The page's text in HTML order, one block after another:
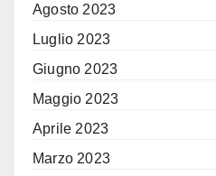
Agosto 2023
Luglio 2023
Giugno 2023
Maggio 2023
Aprile 2023
Marzo 2023